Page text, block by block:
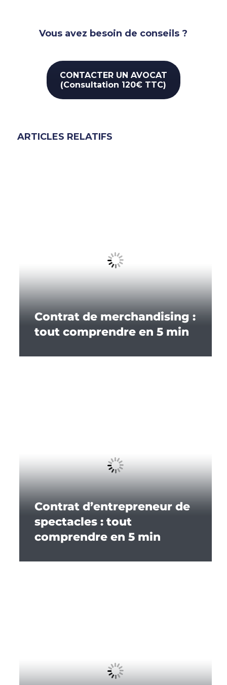
Vous avez besoin de conseils ?
CONTACTER UN AVOCAT
(Consultation 120€ TTC)
ARTICLES RELATIFS
Contrat de merchandising :
tout comprendre en 5 min
Contrat d’entrepreneur de
spectacles : tout
comprendre en 5 min